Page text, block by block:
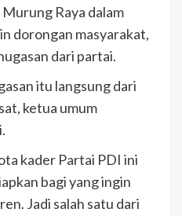
Raya dalam
dorongan masyarakat,
dari partai.
itu langsung dari
ketua umum
kader Partai PDI ini
bagi yang ingin
Jadi salah satu dari